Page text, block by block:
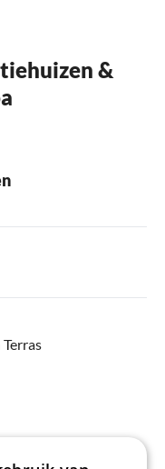
&
Terras